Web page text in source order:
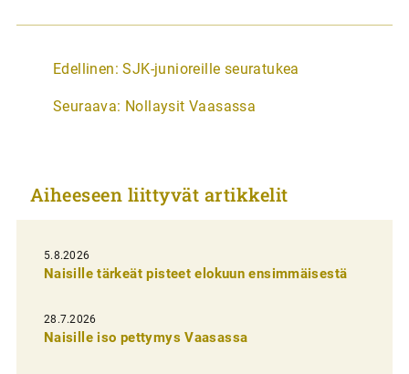
A
t
k
e
l
i
e
n
Edellinen: SJK-junioreille seuratukea
Seuraava: Nollaysit Vaasassa
Aiheeseen liittyvät artikkelit
5.8.2026
Naisille tärkeät pisteet elokuun ensimmäisestä
28.7.2026
Naisille iso pettymys Vaasassa